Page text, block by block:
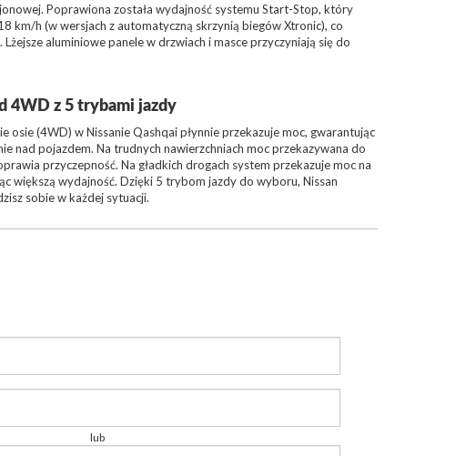
Poprawiona została wydajność systemu Start-Stop, który
km/h (w wersjach z automatyczną skrzynią biegów Xtronic), co
aluminiowe panele w drzwiach i masce przyczyniają się do
4WD z 5 trybami jazdy
osie (4WD) w Nissanie Qashqai płynnie przekazuje moc, gwarantując
nad pojazdem. Na trudnych nawierzchniach moc przekazywana do
przyczepność. Na gładkich drogach system przekazuje moc na
większą wydajność. Dzięki 5 trybom jazdy do wyboru, Nissan
sobie w każdej sytuacji.
lub